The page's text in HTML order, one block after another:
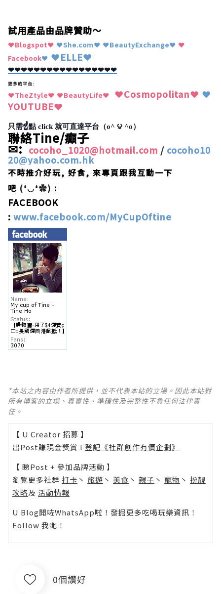
試用產品由品牌贊助～
❤Blogspot❤ ❤She.com❤ ❤BeautyExchange❤ ❤
Facebook❤ ❤ELLE❤
❤❤❤❤❤❤❤❤❤❤❤❤❤❤❤❤❤
更多的平台:
❤TheZtyle❤ ❤BeautyLife❤ ❤Cosmopolitan❤ ❤
YOUTUBE❤
只需☝點 click 就可直達平台 （o^ ౪ ^o）
聯絡Tine/癲子
✉:cocoho_1020@hotmail.com / cocoho10
20@yahoo.com.hk
不時推介好玩, 好食, 來專頁跟我互動一下
吧 (❛◡❛✿) :
FACEBOOK
: www.facebook.com/MyCupOftine
*本站之內容由作者所提供，並不代表本站的立場。因此本站對
所有博客的立場、真實性、準確性及完整性不負任何法律責
任。
【 U Creator 招募 】
出Post賺現金獎賞 l 登記《社群創作有價企劃》
【 睇Post + 參加品牌活動 】
瀏覽更多社群 打卡 丶 旅遊 丶 美食 丶 親子 丶 寵物 丶 扮靚
攻略及 活動情報
U Blog開咗WhatsApp啦！發掘更多吃喝玩樂資訊！
Follow 我哋 ！
0個讚好